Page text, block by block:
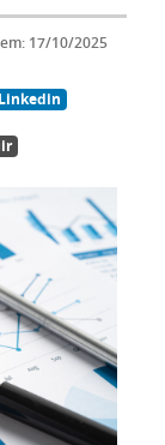
17/10/2025
Linkedin